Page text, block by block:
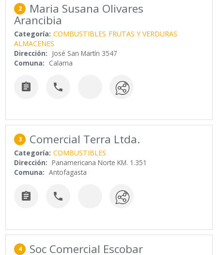
2 Maria Susana Olivares
Arancibia
Categoría: COMBUSTIBLES FRUTAS Y VERDURAS
ALMACENES
Dirección: José San Martín 3547
Comuna: Calama
 
3 Comercial Terra Ltda.
Categoría: COMBUSTIBLES
Dirección: Panamericana Norte KM. 1.351
Comuna: Antofagasta
 
4 Soc Comercial Escobar